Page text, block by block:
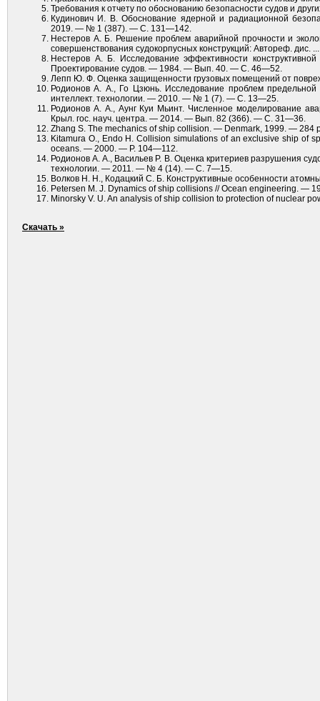
Требования к отчету по обоснованию безопасности судов и
Кудинович И. В. Обоснование ядерной и радиационной
2019. — № 1 (387). — С. 131—142.
Нестеров А. Б. Решение проблем аварийной прочности и
совершенствования судокорпусных конструкций: Автореф. дис.
Нестеров А. Б. Исследование эффективности
Проектирование судов. — 1984. — Вып. 40. — С. 46—52.
Лепп Ю. Ф. Оценка защищенности грузовых помещений от
Родионов А. А., Го Цзюнь. Исследование проблем предельной
интеллект. технологии. — 2010. — № 1 (7). — C. 13—25.
Родионов А. А., Аунг Куи Мьинт. Численное моделирование
Крыл. гос. науч. центра. — 2014. — Вып. 82 (366). — C. 31—36.
Zhang S. The mechanics of ship collision. — Denmark, 1999. — 284
Kitamura O., Endo H. Collision simulations of an exclusive ship of
oceans. — 2000. — Р. 104—112.
Родионов А. А., Васильев Р. В. Оценка критериев разрушения
технологии. — 2011. — № 4 (14). — C. 7—15.
Волков Н. Н., Кодацкий С. Б. Конструктивные особенности
Petersen M. J. Dynamics of ship collisions // Ocean engineering. —
Minorsky V. U. An analysis of ship collision to protection of nuclear
Скачать »